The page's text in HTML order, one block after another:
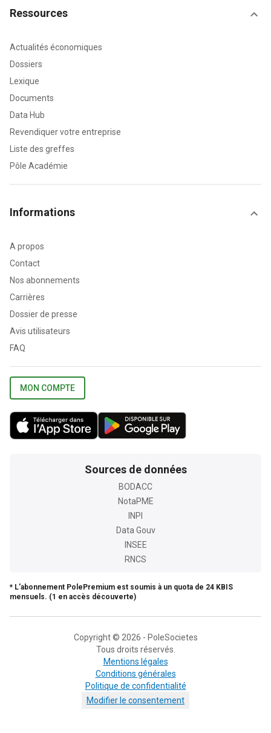
Ressources
Actualités économiques
Dossiers
Lexique
Documents
Data Hub
Revendiquer votre entreprise
Liste des greffes
Pôle Académie
Informations
A propos
Contact
Nos abonnements
Carrières
Dossier de presse
Avis utilisateurs
FAQ
MON COMPTE
Sources de données
BODACC
NotaPME
INPI
Data Gouv
INSEE
RNCS
* L'abonnement PolePremium est soumis à un quota de 24 KBIS
mensuels. (1 en accès découverte)
Copyright © 2026 - PoleSocietes
Tous droits réservés.
Mentions légales
Conditions générales
Politique de confidentialité
Modifier le consentement